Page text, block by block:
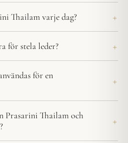
Thailam varje dag?
för stela leder?
för en
Prasarini Thailam och